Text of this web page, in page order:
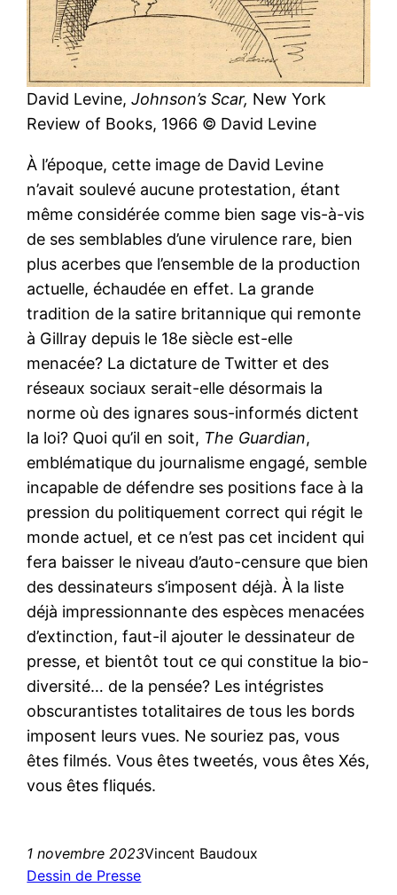
David Levine,Johnson’s Scar, New York
Review of Books, 1966 © David Levine
À l’époque, cette image de David Levine
n’avait soulevé aucune protestation, étant
même considérée comme bien sage vis-à-vis
de ses semblables d’une virulence rare, bien
plus acerbes que l’ensemble de la production
actuelle, échaudée en effet. La grande
tradition de la satire britannique qui remonte
à Gillray depuis le 18e siècle est-elle
menacée? La dictature de Twitter et des
réseaux sociaux serait-elle désormais la
norme où des ignares sous-informés dictent
la loi? Quoi qu’il en soit, The Guardian,
emblématique du journalisme engagé, semble
incapable de défendre ses positions face à la
pression du politiquement correct qui régit le
monde actuel, et ce n’est pas cet incident qui
fera baisser le niveau d’auto-censure que bien
des dessinateurs s’imposent déjà. À la liste
déjà impressionnante des espèces menacées
d’extinction, faut-il ajouter le dessinateur de
presse, et bientôt tout ce qui constitue la bio-
diversité… de la pensée? Les intégristes
obscurantistes totalitaires de tous les bords
imposent leurs vues. Ne souriez pas, vous
êtes filmés. Vous êtes tweetés, vous êtes Xés,
vous êtes fliqués.
1 novembre 2023Vincent Baudoux
Dessin de Presse